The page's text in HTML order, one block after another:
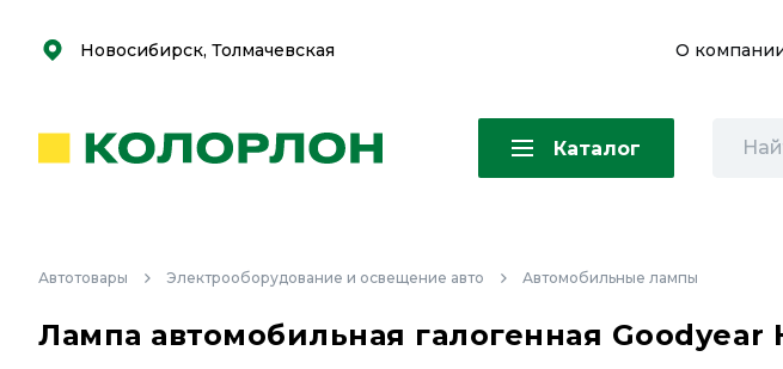
Скоро
Скоро
Новосибирск, Толмачевская О
Каталог
Автотовары Электрооборудование и освещение авто Автомобильные лампы
Лампа автомобильная галогенная Goodyear